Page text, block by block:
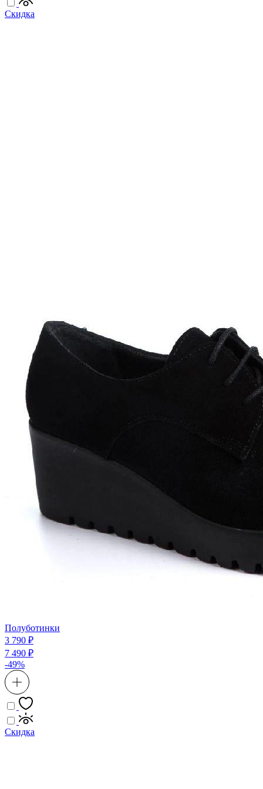
Скидка
Полуботинки
3 790 ₽
7 490 ₽
-49%
Скидка